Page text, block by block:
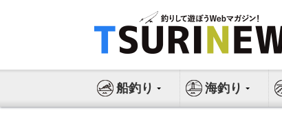
ス
船釣り 海釣り